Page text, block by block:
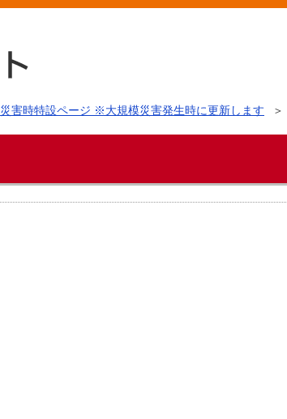
災害時特設ページ ※大規模災害発生時に更新します